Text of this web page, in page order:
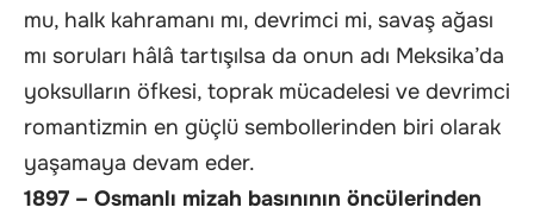
mu, halk kahramanı mı, devrimci mi, savaş ağası
mı soruları hâlâ tartışılsa da onun adı Meksika’da
yoksulların öfkesi, toprak mücadelesi ve devrimci
romantizmin en güçlü sembollerinden biri olarak
yaşamaya devam eder.
1897 – Osmanlı mizah basınının öncülerinden